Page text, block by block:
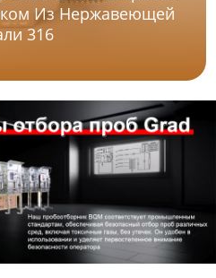
Из Нержавеющей
316